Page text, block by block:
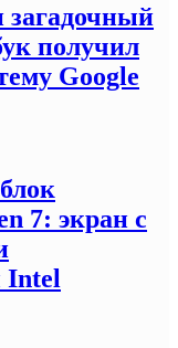
загадочный
получил
Google
7: экран с
Intel